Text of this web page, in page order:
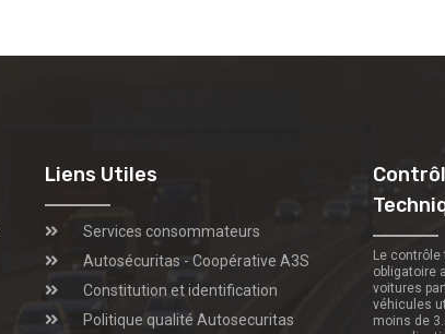
Liens Utiles
Services consommateurs
Autosécuritas - Coopérative A3S
Constitution et identification
Politique qualité Autosecuritas
Le
obligatoire
voitures
véhicules
moins de